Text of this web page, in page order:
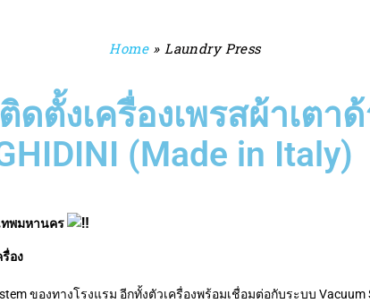
Home»Laundry Press
ดตั้งเครื่องเพรสผ้าเตา
(Made in Italy)
ทพมหานคร
อง
ของทางโรงแรม อีกทั้งตัวเครื่องพร้อมเชื่อมต่อกับระบบ